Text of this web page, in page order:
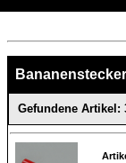
Bananenstecker
Gefundene Artikel: